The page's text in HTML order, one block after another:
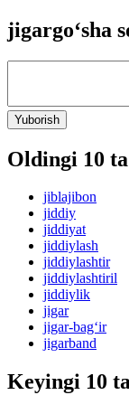
jigargo‘sha
Yuborish
Oldingi 10 ta
jiblajibon
jiddiy
jiddiyat
jiddiylash
jiddiylashtir
jiddiylashtiril
jiddiylik
jigar
jigar-bag‘ir
jigarband
Keyingi 10 ta